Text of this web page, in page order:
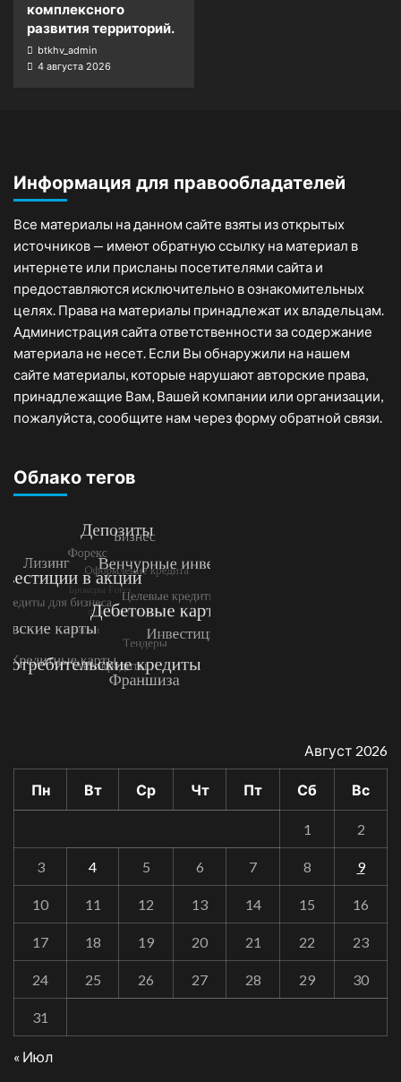
комплексного
развития территорий.
btkhv_admin
4 августа 2026
Информация для правообладателей
Все материалы на данном сайте взяты из открытых
источников — имеют обратную ссылку на материал в
интернете или присланы посетителями сайта и
предоставляются исключительно в ознакомительных
целях. Права на материалы принадлежат их владельцам.
Администрация сайта ответственности за содержание
материала не несет. Если Вы обнаружили на нашем
сайте материалы, которые нарушают авторские права,
принадлежащие Вам, Вашей компании или организации,
пожалуйста, сообщите нам через форму обратной связи.
Облако тегов
Август 2026
Пн Вт Ср Чт Пт Сб Вс
1 2
3 4 5 6 7 8 9
10 11 12 13 14 15 16
17 18 19 20 21 22 23
24 25 26 27 28 29 30
31
« Июл